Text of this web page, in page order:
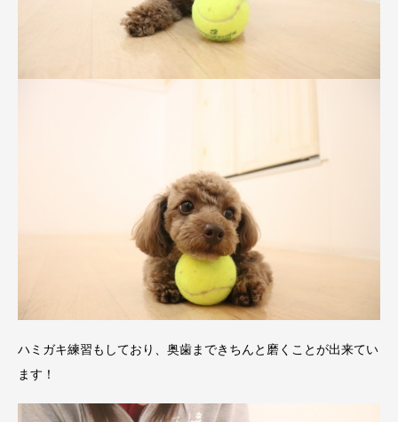
ハミガキ練習もしており、奥歯まできちんと磨くことが出来てい
ます！